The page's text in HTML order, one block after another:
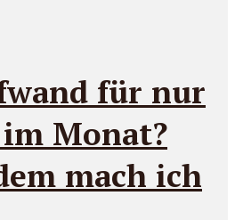
für nur
im Monat?
mach ich